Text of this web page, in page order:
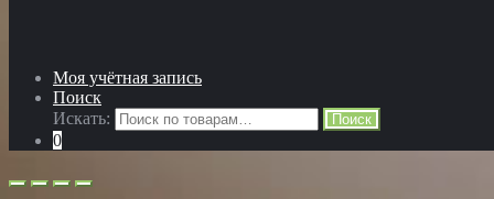
Моя учётная запись
Поиск
Искать:
Поиск
0